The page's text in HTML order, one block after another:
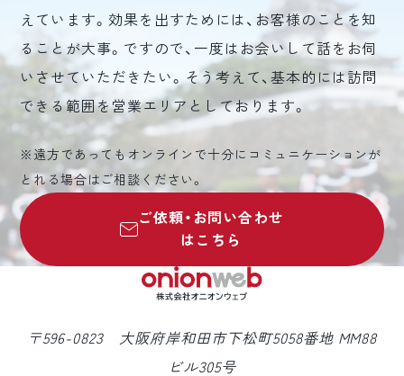
えています。効果を出すためには、お客様のことを知
ることが大事。ですので、一度はお会いして話をお伺
いさせていただきたい。そう考えて、基本的には訪問
できる範囲を営業エリアとしております。
※遠方であってもオンラインで十分にコミュニケーションが
とれる場合はご相談ください。
ご依頼・お問い合わせ
はこちら
〒596-0823 大阪府岸和田市下松町5058番地 MM88
ビル305号